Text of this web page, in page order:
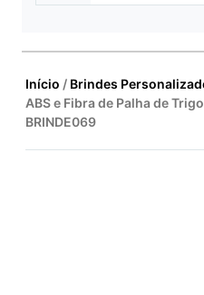
Início / Brindes
ABS e Fibra de Palha de
BRINDE069